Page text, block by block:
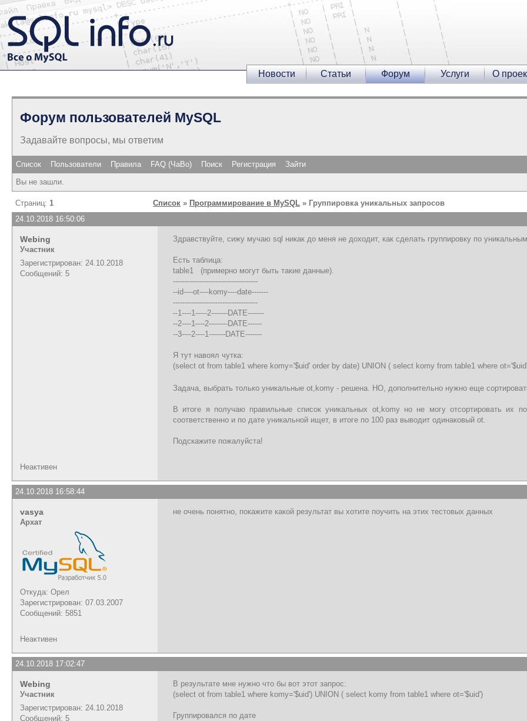
Новости Статьи Форум Услуги О
Форум пользователей MySQL
Задавайте вопросы, мы ответим
Список Пользователи Правила FAQ (ЧаВо) Поиск Регистрация
Зайти
Вы не зашли.
Страниц: 1 Список » Программирование в MySQL » Группировка уникальных запросов
24.10.2018 16:50:06
Webing
Участник
Зарегистрирован: 24.10.2018
Сообщений: 5
Здравствуйте, сижу мучаю sql никак до меня не доходит, как сделать группировку по
Есть таблица:
table1 (примерно могут быть такие данные).
------------------------------------
--id----ot----komy----date-------
------------------------------------
--1----1-----2-------DATE-------
--2----1----2--------DATE------
--3----2----1-------DATE-------
Я тут навоял чутка:
(select ot from table1 where komy='$uid' order by date) UNION ( select komy from table1 where
Задача, выбрать только уникальные ot,komy - решена. НО, дополнительно нужно еще
В итоге я получаю правильные список уникальных ot,komy но не могу отсортировать
соответственно и по дате уникальной ищет, в итоге по 100 раз выводит одинаковый ot.
Подскажите пожалуйста!
Неактивен
24.10.2018 16:58:44
vasya
Архат
Откуда: Орел
Зарегистрирован: 07.03.2007
Сообщений: 5851
не очень понятно, покажите какой результат вы хотите поучить на этих тестовых данных
Неактивен
24.10.2018 17:02:47
Webing
Участник
Зарегистрирован: 24.10.2018
Сообщений: 5
В результате мне нужно что бы вот этот запрос:
(select ot from table1 where komy='$uid') UNION ( select komy from table1 where ot='$uid')
Группировался по дате